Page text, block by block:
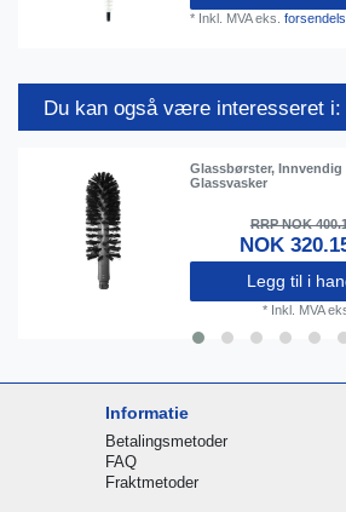
* Inkl. MVAeks.
Du kan også være interesseret i:
Glassbørster,
Glassvasker
RRP NOK
NOK
Legg til i
* Inkl. MVA
Informatie
Betalingsmetoder
FAQ
Fraktmetoder